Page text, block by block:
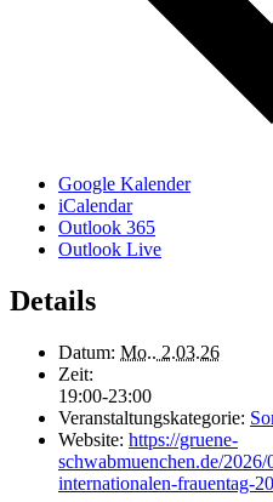
Google Kalender
iCalendar
Outlook 365
Outlook Live
Details
Datum: Mo.. 2.03.26
Zeit:
19:00-23:00
Veranstaltungskategorie:
Website: https://gruene-
schwabmuenchen.de/
internationalen-frauentag-